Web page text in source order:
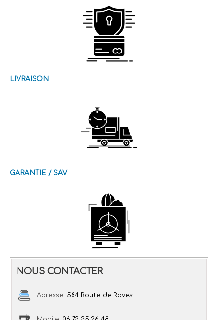
LIVRAISON
GARANTIE / SAV
NOUS CONTACTER
Adresse: 584 Route de Raves